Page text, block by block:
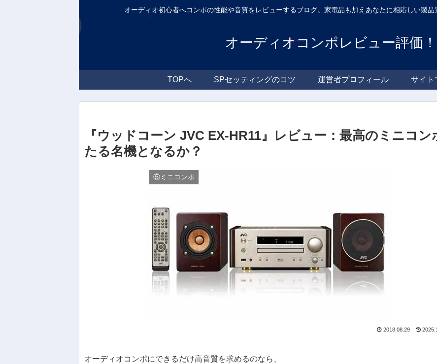
オーディオ初心者へコンポの性能や音質をレビューするブログ。家電品も加えあなたに相応しい
オーディオコンポレビュー評価！
TOPへ SPセッティングのコツ 運営者プロフィール サイト
『ウッドコーン JVC EX-HR11』レビュー：最高のミニコン
たる名機となるか？
⑤ミニコンポ
2018.08.29
オーディオコンポにできるだけ高音質を求めるのなら、